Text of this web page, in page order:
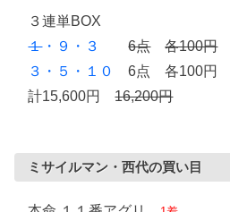
３連単BOX
１・９・３ 6点
各100円
３・５・１０
6点 各100円
計15,600円16,200円
ミサイルマン・西代の買い目